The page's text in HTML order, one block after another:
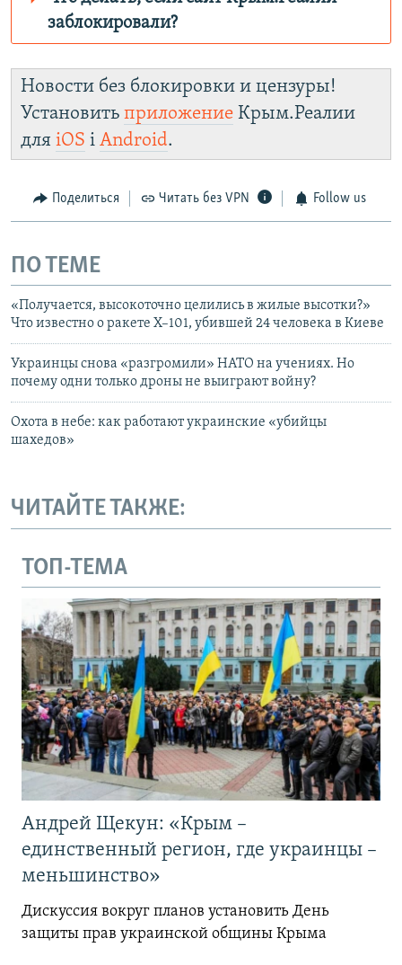
заблокировали?
Крым.Реалии
зеркального
сайта: https://d1gydayz2w70yv.cloudfront.net/
установить VPN .
Новости без блокировки и цензуры!
Установить приложение Крым.Реалии
для iOS і Android.
Поделиться Читать без VPN Follow us
ПО ТЕМЕ
«Получается, высокоточно целились в жилые высотки?»
Что известно о ракете Х–101, убившей 24 человека в Киеве
Украинцы снова «разгромили» НАТО на учениях. Но
почему одни только дроны не выиграют войну?
Охота в небе: как работают украинские «убийцы
шахедов»
ЧИТАЙТЕ ТАКЖЕ:
ТОП-ТЕМА
Андрей Щекун: «Крым –
единственный регион, где украинцы –
меньшинство»
Дискуссия вокруг планов установить День
защиты прав украинской общины Крыма